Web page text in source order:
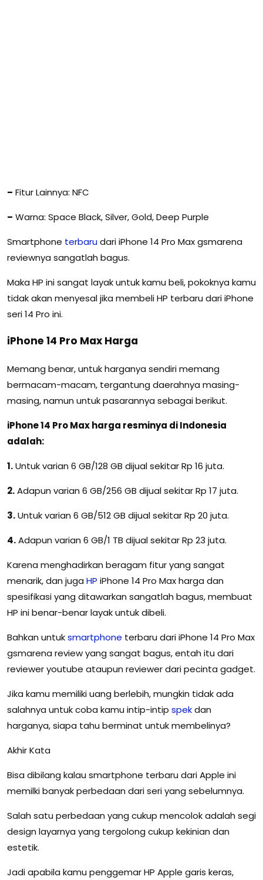
– Fitur Lainnya: NFC
– Warna: Space Black, Silver, Gold, Deep Purple
Smartphone terbarudari iPhone 14 Pro Max gsmarena
reviewnya sangatlah bagus.
Maka HP ini sangat layak untuk kamu beli, pokoknya kamu
tidak akan menyesal jika membeli HP terbaru dari iPhone
seri 14 Pro ini.
iPhone 14 Pro Max Harga
Memang benar, untuk harganya sendiri memang
bermacam-macam, tergantung daerahnya masing-
masing, namun untuk pasarannya sebagai berikut.
iPhone 14 Pro Max harga resminya di Indonesia
adalah:
1.Untuk varian 6 GB/128 GB dijual sekitar Rp 16 juta.
2.Adapun varian 6 GB/256 GB dijual sekitar Rp 17 juta.
3.Untuk varian 6 GB/512 GB dijual sekitar Rp 20 juta.
4.Adapun varian 6 GB/1 TB dijual sekitar Rp 23 juta.
Karena menghadirkan beragam fitur yang sangat
menarik, dan juga HP iPhone 14 Pro Max harga dan
spesifikasi yang ditawarkan sangatlah bagus, membuat
HP ini benar-benar layak untuk dibeli.
Bahkan untuksmartphone terbaru dari iPhone 14 Pro Max
gsmarena review yang sangat bagus, entah itu dari
reviewer youtube ataupun reviewer dari pecinta gadget.
Jika kamu memiliki uang berlebih, mungkin tidak ada
salahnya untuk coba kamu intip-intip spekdan
harganya, siapa tahu berminat untuk membelinya?
Akhir Kata
Bisa dibilang kalau smartphone terbaru dari Apple ini
memilki banyak perbedaan dari seri yang sebelumnya.
Salah satu perbedaan yang cukup mencolok adalah segi
design layarnya yang tergolong cukup kekinian dan
estetik.
Jadi apabila kamu penggemar HP Apple garis keras,